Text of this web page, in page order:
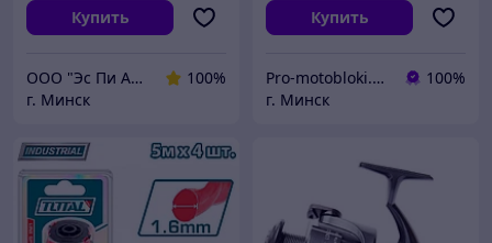
Купить
ООО "Эс Пи Ай Трейд"
100%
г. Минск
Купить
Pro-motobloki.by - садовая, строительная техника и инструмент - ИП Городничев Д.И.
100%
г. Минск